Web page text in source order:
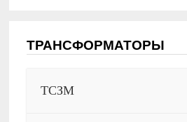
ТРАНСФОРМАТОРЫ
ТСЗМ